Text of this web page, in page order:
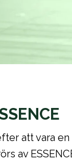
att vara
av